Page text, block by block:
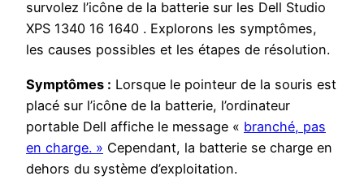
survolez l’icône de la batterie sur les Dell Studio
XPS 1340 16 1640 . Explorons les symptômes,
les causes possibles et les étapes de résolution.
Symptômes : Lorsque le pointeur de la souris est
placé sur l’icône de la batterie, l’ordinateur
portable Dell affiche le message « branché, pas
en charge. » Cependant, la batterie se charge en
dehors du système d’exploitation.